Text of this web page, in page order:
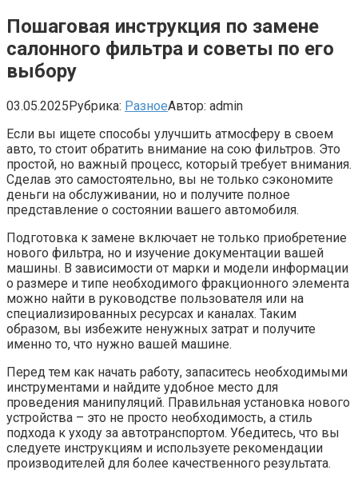
Пошаговая инструкция по замене
салонного фильтра и советы по его
выбору
03.05.2025Рубрика: РазноеАвтор: admin
Если вы ищете способы улучшить атмосферу в своем
авто, то стоит обратить внимание на сою фильтров. Это
простой, но важный процесс, который требует внимания.
Сделав это самостоятельно, вы не только сэкономите
деньги на обслуживании, но и получите полное
представление о состоянии вашего автомобиля.
Подготовка к замене включает не только приобретение
нового фильтра, но и изучение документации вашей
машины. В зависимости от марки и модели информации
о размере и типе необходимого фракционного элемента
можно найти в руководстве пользователя или на
специализированных ресурсах и каналах. Таким
образом, вы избежите ненужных затрат и получите
именно то, что нужно вашей машине.
Перед тем как начать работу, запаситесь необходимыми
инструментами и найдите удобное место для
проведения манипуляций. Правильная установка нового
устройства – это не просто необходимость, а стиль
подхода к уходу за автотранспортом. Убедитесь, что вы
следуете инструкциям и используете рекомендации
производителей для более качественного результата.